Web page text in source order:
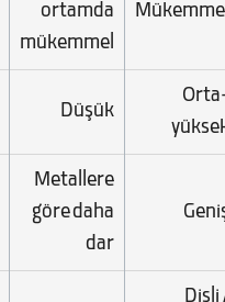
ortamda
mükemmel
Düşük
Metallere
göre daha
dar